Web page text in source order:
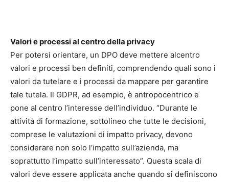
Valori e processi al centro della privacy
Per potersi orientare, un DPO deve mettere alcentro
valori e processi ben definiti, comprendendo quali sono i
valori da tutelare e i processi da mappare per garantire
tale tutela. Il GDPR, ad esempio, è antropocentrico e
pone al centro l’interesse dell’individuo. “Durante le
attività di formazione, sottolineo che tutte le decisioni,
comprese le valutazioni di impatto privacy, devono
considerare non solo l’impatto sull’azienda, ma
soprattutto l’impatto sull’interessato”. Questa scala di
valori deve essere applicata anche quando si definiscono